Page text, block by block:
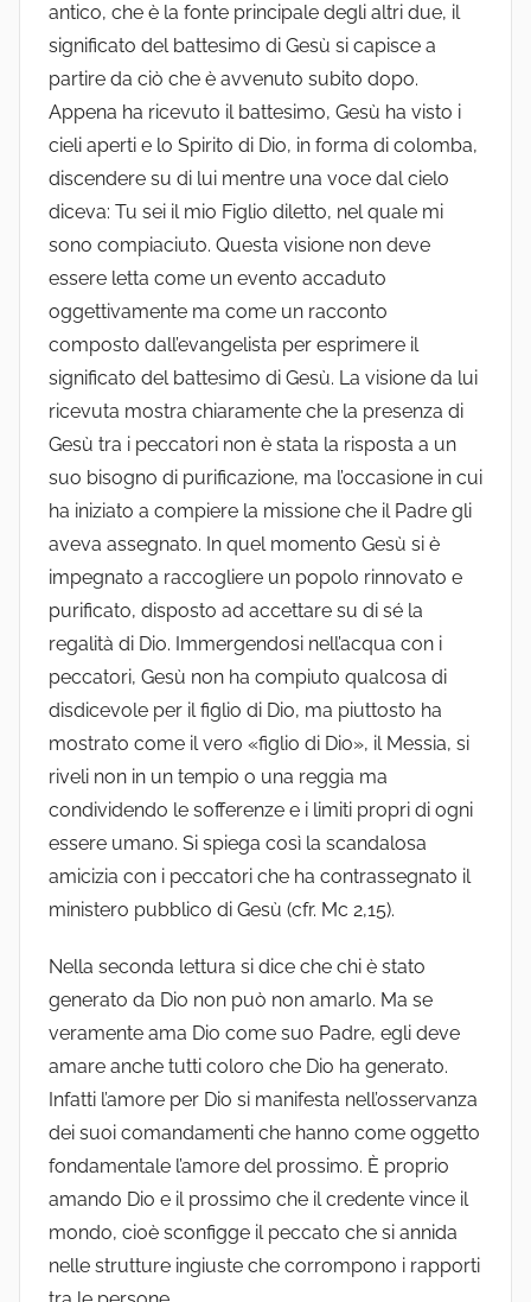
antico, che è la fonte principale degli altri due, il
significato del battesimo di Gesù si capisce a
partire da ciò che è avvenuto subito dopo.
Appena ha ricevuto il battesimo, Gesù ha visto i
cieli aperti e lo Spirito di Dio, in forma di colomba,
discendere su di lui mentre una voce dal cielo
diceva: Tu sei il mio Figlio diletto, nel quale mi
sono compiaciuto. Questa visione non deve
essere letta come un evento accaduto
oggettivamente ma come un racconto
composto dall’evangelista per esprimere il
significato del battesimo di Gesù. La visione da lui
ricevuta mostra chiaramente che la presenza di
Gesù tra i peccatori non è stata la risposta a un
suo bisogno di purificazione, ma l’occasione in cui
ha iniziato a compiere la missione che il Padre gli
aveva assegnato. In quel momento Gesù si è
impegnato a raccogliere un popolo rinnovato e
purificato, disposto ad accettare su di sé la
regalità di Dio. Immergendosi nell’acqua con i
peccatori, Gesù non ha compiuto qualcosa di
disdicevole per il figlio di Dio, ma piuttosto ha
mostrato come il vero «figlio di Dio», il Messia, si
riveli non in un tempio o una reggia ma
condividendo le sofferenze e i limiti propri di ogni
essere umano. Si spiega così la scandalosa
amicizia con i peccatori che ha contrassegnato il
ministero pubblico di Gesù (cfr. Mc 2,15).
Nella seconda lettura si dice che chi è stato
generato da Dio non può non amarlo. Ma se
veramente ama Dio come suo Padre, egli deve
amare anche tutti coloro che Dio ha generato.
Infatti l’amore per Dio si manifesta nell’osservanza
dei suoi comandamenti che hanno come oggetto
fondamentale l’amore del prossimo. È proprio
amando Dio e il prossimo che il credente vince il
mondo, cioè sconfigge il peccato che si annida
nelle strutture ingiuste che corrompono i rapporti